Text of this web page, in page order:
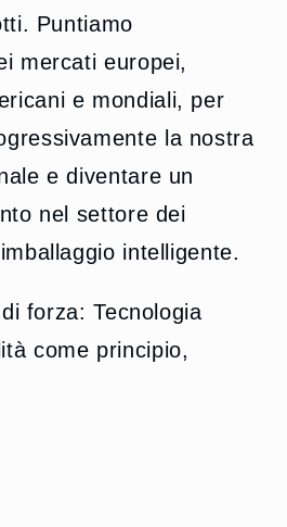
Puntiamo
mercati europei,
e mondiali, per
la nostra
e diventare un
nel settore dei
intelligente.
forza: Tecnologia
come principio,